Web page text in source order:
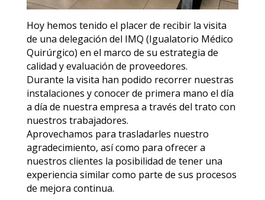
Hoy hemos tenido el placer de recibir la visita
de una delegación del IMQ (Igualatorio Médico
Quirúrgico) en el marco de su estrategia de
calidad y evaluación de proveedores.
Durante la visita han podido recorrer nuestras
instalaciones y conocer de primera mano el día
a día de nuestra empresa a través del trato con
nuestros trabajadores.
Aprovechamos para trasladarles nuestro
agradecimiento, así como para ofrecer a
nuestros clientes la posibilidad de tener una
experiencia similar como parte de sus procesos
de mejora continua.